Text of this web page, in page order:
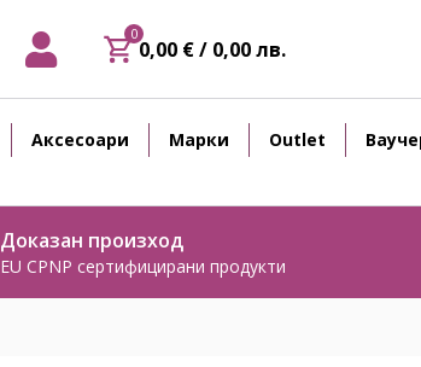
0
0,00 € / 0,00 лв.
Аксесоари Марки Outlet
Доказан произход
EU CPNP сертифицирани продукти